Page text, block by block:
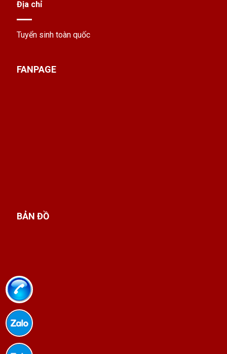
Địa chỉ
Tuyển sinh toàn quốc
FANPAGE
BẢN ĐỒ